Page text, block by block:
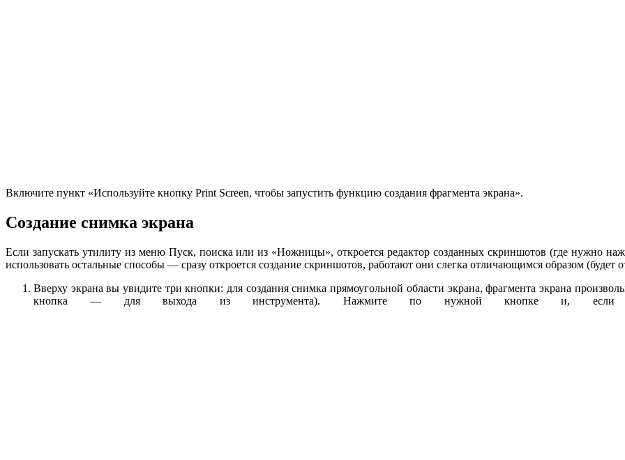
Включите пункт «Используйте кнопку Print Screen, чтобы запустить функцию создания фрагмента экрана».
Создание снимка экрана
Если запускать утилиту из меню Пуск, поиска или из «Ножницы», откроется редактор созданных скриншотов (где нужно
использовать остальные способы — сразу откроется создание скриншотов, работают они слегка отличающимся образом (будет
Вверху экрана вы увидите три кнопки: для создания снимка прямоугольной области экрана, фрагмента экрана
кнопка — для выхода из инструмента). Нажмите по нужной кнопке и, если